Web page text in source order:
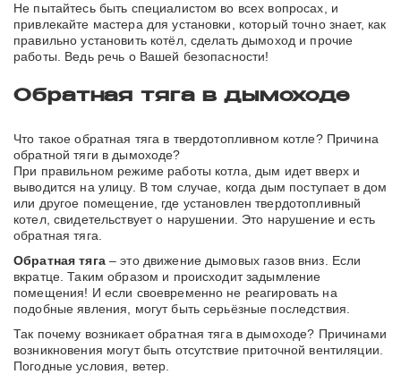
Не пытайтесь быть специалистом во всех вопросах, и
привлекайте мастера для установки, который точно знает, как
правильно установить котёл, сделать дымоход и прочие
работы. Ведь речь о Вашей безопасности!
Обратная тяга в дымоходе
Что такое обратная тяга в твердотопливном котле? Причина
обратной тяги в дымоходе?
При правильном режиме работы котла, дым идет вверх и
выводится на улицу. В том случае, когда дым поступает в дом
или другое помещение, где установлен твердотопливный
котел, свидетельствует о нарушении. Это нарушение и есть
обратная тяга.
Обратная тяга– это движение дымовых газов вниз. Если
вкратце. Таким образом и происходит задымление
помещения! И если своевременно не реагировать на
подобные явления, могут быть серьёзные последствия.
Так почему возникает обратная тяга в дымоходе? Причинами
возникновения могут быть отсутствие приточной вентиляции.
Погодные условия, ветер.